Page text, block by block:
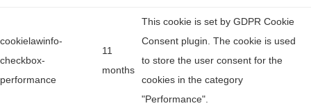
cookielawinfo-
checkbox-
performance
11
months
This cookie is set by GDPR Cookie
Consent plugin. The cookie is used
to store the user consent for the
cookies in the category
"Performance".